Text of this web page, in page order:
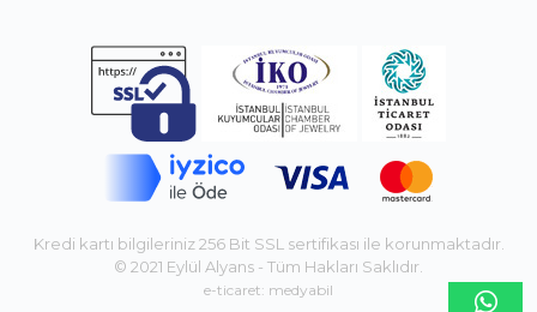
Kredi kartı bilgileriniz 256 Bit SSL sertifikası ile korunmaktadır.
© 2021 Eylül Alyans - Tüm Hakları Saklıdır.
e-ticaret: medyabil